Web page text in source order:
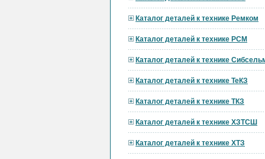
Каталог деталей к технике Ремком
Каталог деталей к технике РСМ
Каталог деталей к технике
Каталог деталей к технике ТеКЗ
Каталог деталей к технике ТКЗ
Каталог деталей к технике ХЗТСШ
Каталог деталей к технике ХТЗ